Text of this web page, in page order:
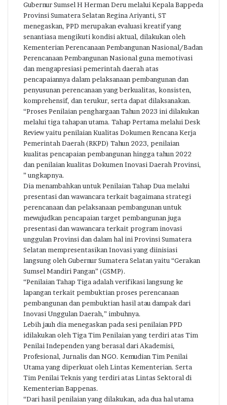
Gubernur Sumsel H Herman Deru melalui Kepala Bappeda
Provinsi Sumatera Selatan Regina Ariyanti, ST
menegaskan, PPD merupakan evaluasi kreatif yang
senantiasa mengikuti kondisi aktual, dilakukan oleh
Kementerian Perencanaan Pembangunan Nasional/Badan
Perencanaan Pembangunan Nasional guna memotivasi
dan mengapresiasi pemerintah daerah atas
pencapaiannya dalam pelaksanaan pembangunan dan
penyusunan perencanaan yang berkualitas, konsisten,
komprehensif, dan terukur, serta dapat dilaksanakan.
“Proses Penilaian penghargaan Tahun 2023 ini dilakukan
melalui tiga tahapan utama. Tahap Pertama melalui Desk
Review yaitu penilaian Kualitas Dokumen Rencana Kerja
Pemerintah Daerah (RKPD) Tahun 2023, penilaian
kualitas pencapaian pembangunan hingga tahun 2022
dan penilaian kualitas Dokumen Inovasi Daerah Provinsi,
” ungkapnya.
Dia menambahkan untuk Penilaian Tahap Dua melalui
presentasi dan wawancara terkait bagaimana strategi
perencanaan dan pelaksanaan pembangunan untuk
mewujudkan pencapaian target pembangunan juga
presentasi dan wawancara terkait program inovasi
unggulan Provinsi dan dalam hal ini Provinsi Sumatera
Selatan mempresentasikan Inovasi yang diinisiasi
langsung oleh Gubernur Sumatera Selatan yaitu “Gerakan
Sumsel Mandiri Pangan” (GSMP).
“Penilaian Tahap Tiga adalah verifikasi langsung ke
lapangan terkait pembuktian proses perencanaan
pembangunan dan pembuktian hasil atau dampak dari
Inovasi Unggulan Daerah,” imbuhnya.
Lebih jauh dia menegaskan pada sesi penilaian PPD
idilakukan oleh Tiga Tim Penilaian yang terdiri atas Tim
Penilai Independen yang berasal dari Akademisi,
Profesional, Jurnalis dan NGO. Kemudian Tim Penilai
Utama yang diperkuat oleh Lintas Kementerian. Serta
Tim Penilai Teknis yang terdiri atas Lintas Sektoral di
Kementerian Bappenas.
“Dari hasil penilaian yang dilakukan, ada dua hal utama